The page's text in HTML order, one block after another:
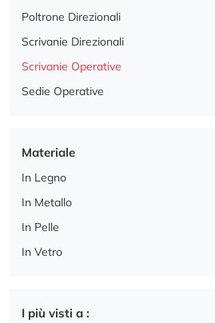
Poltrone Direzionali
Scrivanie Direzionali
Scrivanie Operative
Sedie Operative
Materiale
In Legno
In Metallo
In Pelle
In Vetro
I più visti a :